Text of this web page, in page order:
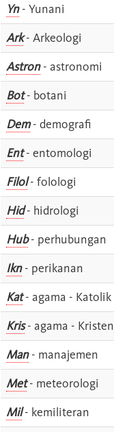
Yn- Yunani
Ark- Arkeologi
Astron- astronomi
Bot- botani
Dem- demografi
Ent- entomologi
Filol- folologi
Hid- hidrologi
Hub- perhubungan
Ikn- perikanan
Kat- agama - Katolik
Kris- agama - Kristen
Man- manajemen
Met- meteorologi
Mil- kemiliteran